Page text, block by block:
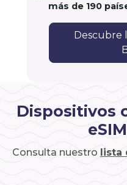
más de 190
Descubre
Dispositivos
Consulta nuestro lista